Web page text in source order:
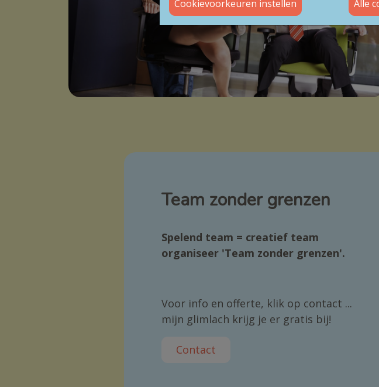
Team zonder grenzen
Spelend team = creatief team
organiseer 'Team zonder grenzen'.
Voor info en offerte, klik op contact ...
mijn glimlach krijg je er gratis bij!
Contact
Cookievoorkeuren instellen